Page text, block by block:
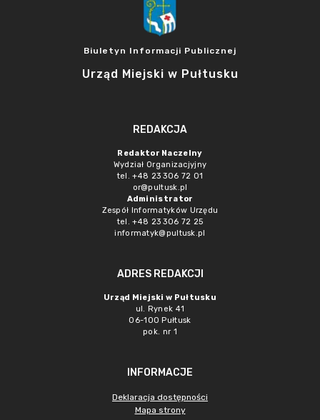
Biuletyn Informacji Publicznej
Urząd Miejski w Pułtusku
REDAKCJA
Redaktor Naczelny
Wydział Organizacjyjny
tel. +48 23 306 72 01
or@pultusk.pl
Administrator
Zespół Informatyków Urzędu
tel. +48 23 306 72 25
informatyk@pultusk.pl
ADRES REDAKCJI
Urząd Miejski w Pułtusku
ul. Rynek 41
06-100 Pułtusk
pok. nr 1
INFORMACJE
Deklaracja dostępności
Mapa strony